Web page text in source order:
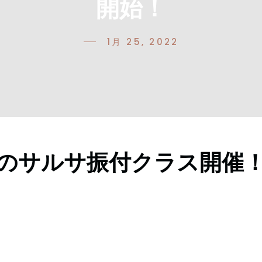
開始！
1月 25, 2022
サルサ振付クラス開催